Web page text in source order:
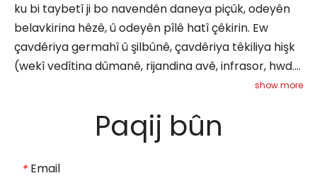
Daxistin
Lêkolîna Case
Daxistin
Lêkolîna Case
Daxistin
Lêkolîna Case
Daxistin
Lêkolîna Case
ku bi taybetî ji bo navendên daneya piçûk, odeyên
belavkirina hêzê, û odeyên pîlê hatî çêkirin. Ew
çavdêriya germahî û şilbûnê, çavdêriya têkiliya hişk
(wekî vedîtina dûmanê, rijandina avê, infrasor, hwd.),
rêveberiya xweser û aqilmend hêsan dike, bi
destxistina operasyona bêmirov û bikêrhatî.
show more
Paqij bûn
* Email